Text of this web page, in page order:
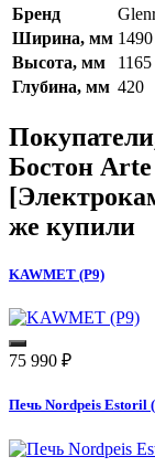
Бренд
Ширина, мм 1490
Высота, мм
1165
Глубина, мм 420
Бостон Arte
же купили
KAWMET (P9)
75 990 ₽
Печь Nordpeis Estoril